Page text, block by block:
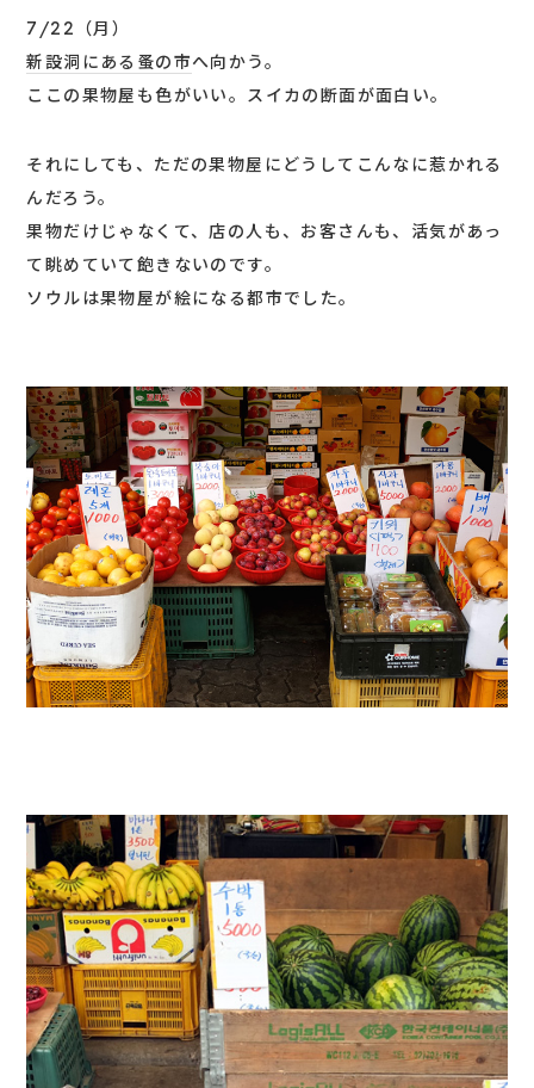
7/22（月）
新設洞にある蚤の市へ向かう。
ここの果物屋も色がいい。スイカの断面が面白い。
それにしても、ただの果物屋にどうしてこんなに惹かれる
んだろう。
果物だけじゃなくて、店の人も、お客さんも、活気があっ
て眺めていて飽きないのです。
ソウルは果物屋が絵になる都市でした。